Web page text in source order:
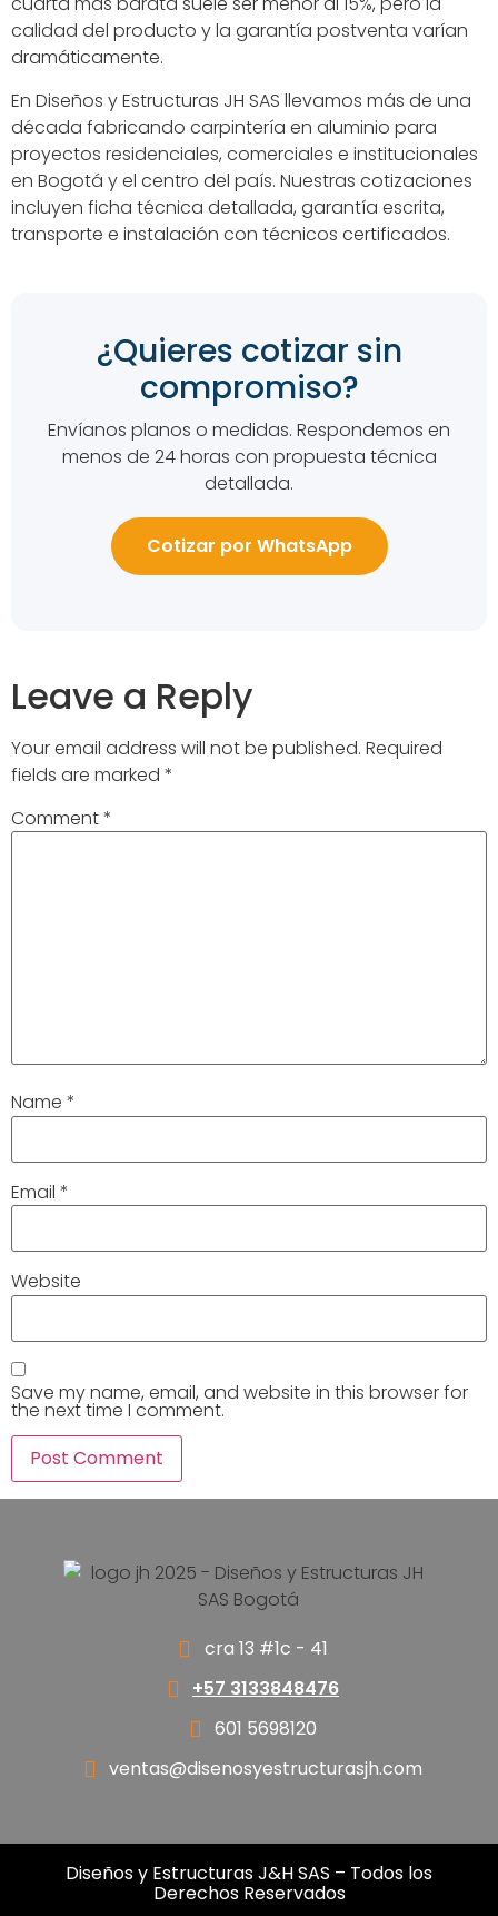
calidad del producto y la garantía postventa varían
dramáticamente.
En Diseños y Estructuras JH SAS llevamos más de una
década fabricando carpintería en aluminio para
proyectos residenciales, comerciales e institucionales
en Bogotá y el centro del país. Nuestras cotizaciones
incluyen ficha técnica detallada, garantía escrita,
transporte e instalación con técnicos certificados.
¿Quieres cotizar sin
compromiso?
Envíanos planos o medidas. Respondemos en
menos de 24 horas con propuesta técnica
detallada.
Cotizar por WhatsApp
Leave a Reply
Your email address will not be published. Required
fields are marked *
Comment*
Name *
Email *
Website
Save my name, email, and website in this browser for
the next time I comment.
cra 13 #1c - 41
+57 3133848476
601 5698120
ventas@disenosyestructurasjh.com
Diseños y Estructuras J&H SAS – Todos los
Derechos Reservados